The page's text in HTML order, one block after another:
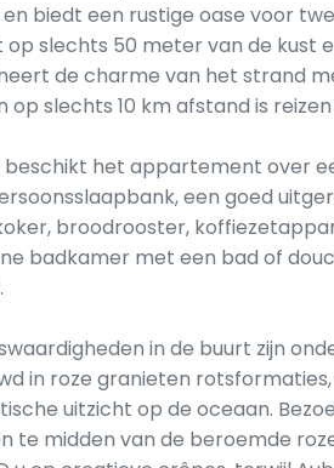
biedt een rustige oase voor
op slechts 50 meter van de kust
de charme van het strand
op slechts 10 km afstand is
beschikt het appartement over
een goed
broodrooster,
badkamer met een bad of
in de buurt zijn
in roze granieten
uitzicht op de oceaan.
te midden van de beroemde